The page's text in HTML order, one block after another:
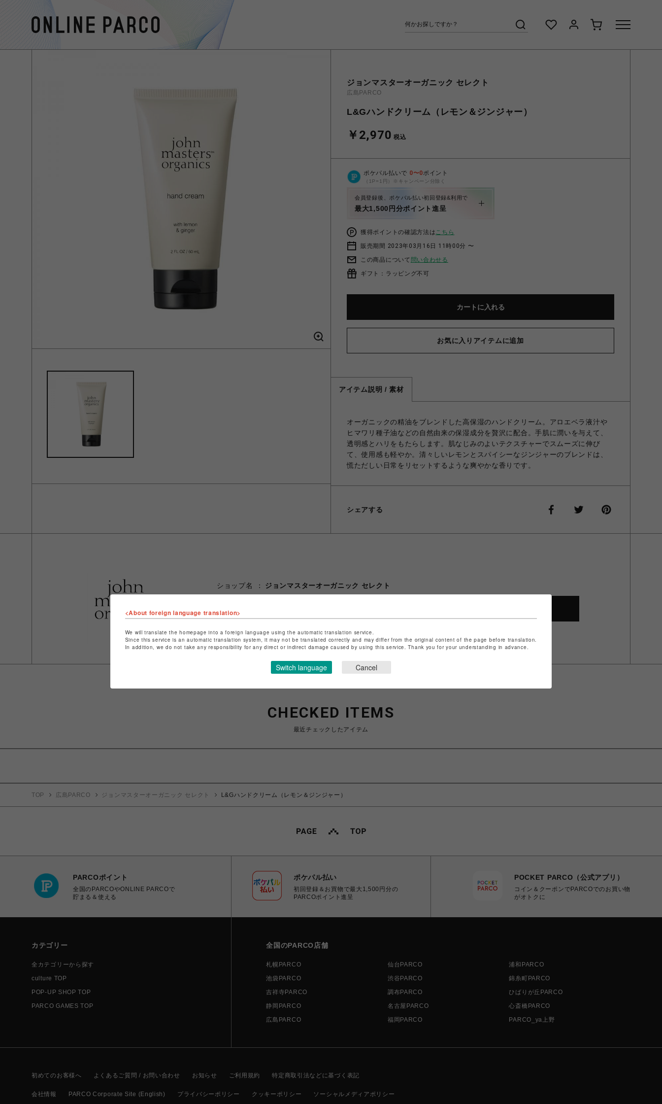
ジョンマスターオーガニック セレクト
広島PARCO
L&Gハンドクリーム（レモン＆ジンジャー）
￥2,970 税込
ポケパル払いで 0〜0ポイント
（1P=1円）※キャンペーン分除く
会員登録後、ポケパル払い初回登録&利用で
最大1,500円分ポイント進呈
獲得ポイントの確認方法はこちら
販売期間 2023年03月16日 11時00分 〜
この商品について 問い合わせる
ギフト：ラッピング不可
カートに入れる
お気に入りアイテムに追加
アイテム説明 / 素材
オーガニックの精油をブレンドした高保湿のハンドクリーム。アロエベラ液汁や
ヒマワリ種子油などの自然由来の保湿成分を贅沢に配合。手肌に潤いを与えて、
透明感とハリをもたらします。肌なじみのよいテクスチャーでスムーズに伸び
て、使用感も軽やか。清々しいレモンとスパイシーなジンジャーのブレンドは、
慌ただしい日常をリセットするような爽やかな香りです。
シェアする
ショップ名
ジョンマスターオーガニック セレクト
特定商取引法など法令に基づく表記はこちら
ショップお問い合わせは こちら
CHECKED ITEMS
最近チェックしたアイテム
TOP 広島PARCO ジョンマスターオーガニック セレクト L&Gハンドクリーム（レモン＆ジンジャー）
PARCOポイント
全国のPARCOやONLINE PARCOで
貯まる＆使える
ポケパル払い
初回登録＆お買物で最大1,500円分の
PARCOポイント進呈
POCKET PARCO（公式アプリ）
コイン＆クーポンでPARCOでのお買い物
がオトクに
カテゴリー
全カテゴリーから探す
culture TOP
POP-UP SHOP TOP
PARCO GAMES TOP
全国のPARCO店舗
札幌PARCO 仙台PARCO
浦和PARCO
池袋PARCO
渋谷PARCO
錦糸町PARCO
吉祥寺PARCO
調布PARCO
ひばりが丘PARCO
静岡PARCO
名古屋PARCO
心斎橋PARCO
広島PARCO
福岡PARCO PARCO_ya上野
初めてのお客様へ よくあるご質問 / お問い合わせ お知らせ ご利用規約 特定商取引法などに基づく表記
会社情報 PARCO Corporate Site (English) プライバシーポリシー クッキーポリシー ソーシャルメディアポリシー
<About foreign language translation>
We will translate the homepage into a foreign language using the automatic translation service.
Since this service is an automatic translation system, it may not be translated correctly and may differ from the original content of the page before translation.
In addition, we do not take any responsibility for any direct or indirect damage caused by using this service. Thank you for your understanding in advance.
Switch language Cancel